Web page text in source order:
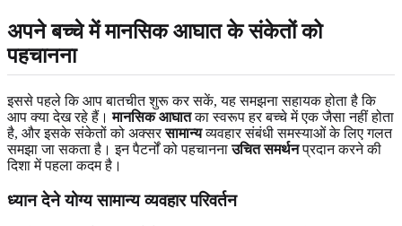
अपने बच्चे में मानसिक आघात के संकेतों को
पहचानना
इससे पहले कि आप बातचीत शुरू कर सकें, यह समझना सहायक होता है कि
आप क्या देख रहे हैं।मानसिक आघातका स्वरूप हर बच्चे में एक जैसा नहीं होता
है, और इसके संकेतों को अक्सरसामान्यव्यवहार संबंधी समस्याओं के लिए गलत
समझा जा सकता है। इन पैटर्नों को पहचाननाउचित समर्थनप्रदान करने की
दिशा में पहला कदम है।
ध्यान देने योग्य सामान्य व्यवहार परिवर्तन